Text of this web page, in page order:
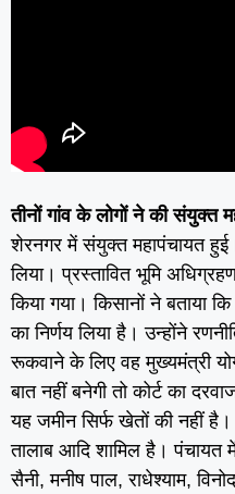
तीनों गांव के लोगों ने की संयुक्त
शेरनगर में संयुक्त महापंचायत
लिया। प्रस्तावित भूमि
किया गया। किसानों ने बताया
का निर्णय लिया है। उन्होंने
रूकवाने के लिए वह मुख्यमंत्री
बात नहीं बनेगी तो कोर्ट का
यह जमीन सिर्फ खेतों की नहीं
तालाब आदि शामिल है। पंचायत में
सैनी, मनीष पाल, राधेश्याम,